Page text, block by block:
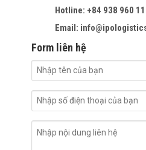
Hotline: +84 938 960
Email:
Form liên hệ